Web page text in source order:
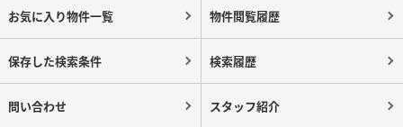
お気に入り物件一覧 物件閲覧履歴
保存した検索条件 検索履歴
問い合わせ スタッフ紹介